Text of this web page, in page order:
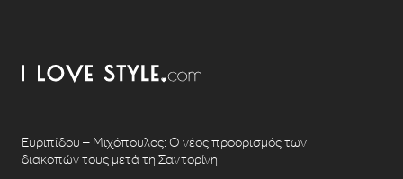
Ευριπίδου – Μιχόπουλος: Ο νέος προορισμός των
διακοπών τους μετά τη Σαντορίνη